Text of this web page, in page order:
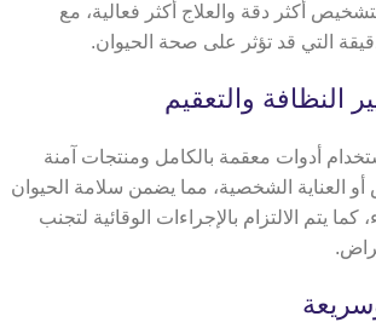
أكثر دقة والعلاج أكثر فعالية، مع
التي قد تؤثر على صحة الحيوان.
أدوات معقمة بالكامل ومنتجات آمنة
أو العناية الشخصية، مما يضمن سلامة الحيوان
يتم الالتزام بالإجراءات الوقائية لتجنب